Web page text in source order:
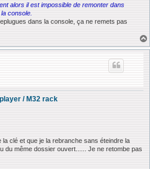
alors il est impossible de remonter dans
console.
dans la console, ça ne remets pas
/ M32 rack
clé et que je la rebranche sans éteindre la
du même dossier ouvert...... Je ne retombe pas